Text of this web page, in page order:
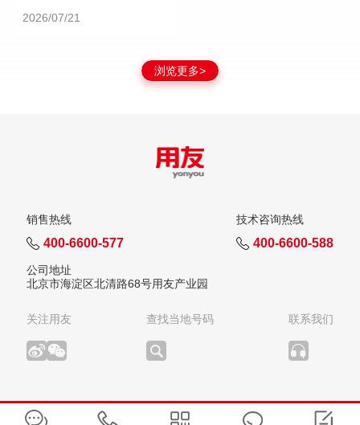
2026/07/21
浏览更多>
销售热线
400-6600-577
技术咨询热线
400-6600-588
公司地址
北京市海淀区北清路68号用友产业园
关注用友 查找当地号码 联系我们
版权所有：用友网络科技股份有限公司